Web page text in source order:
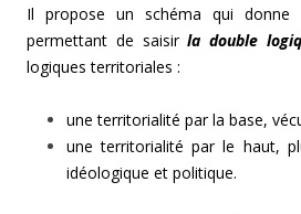
Il propose un schéma qui donne
permettant de saisirla double
logiques territoriales :
une territorialité par la base,
une territorialité par le haut,
idéologique et politique.